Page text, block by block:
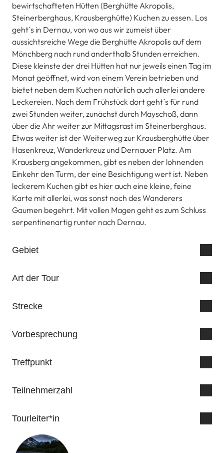
bewirtschafteten Hütten (Berghütte Akropolis,
Steinerberghaus, Krausberghütte) Kuchen zu essen. Los
geht´s in Dernau, von wo aus wir zumeist über
aussichtsreiche Wege die Berghütte Akropolis auf dem
Mönchberg nach rund anderthalb Stunden erreichen.
Diese kleinste der drei Hütten hat nur jeweils einen Tag im
Monat geöffnet, wird von einem Verein betrieben und
bietet neben dem Kuchen natürlich auch allerlei andere
Leckereien. Nach dem Frühstück dort geht´s für rund
zwei Stunden weiter, zunächst durch Mayschoß, dann
über die Ahr weiter zur Mittagsrast im Steinerberghaus.
Etwas weiter ist der Weiterweg zur Krausberghütte über
Hasenkreuz, Wanderkreuz und Dernauer Platz. Am
Krausberg angekommen, gibt es neben der lohnenden
Einkehr den Turm, der eine Besichtigung wert ist. Neben
leckerem Kuchen gibt es hier auch eine kleine, feine
Karte mit allerlei, was sonst noch des Wanderers
Gaumen begehrt. Mit vollen Magen geht es zum Schluss
serpentinenartig runter nach Dernau.
Gebiet
Art der Tour
Strecke
Vorbesprechung
Treffpunkt
Teilnehmerzahl
Tourleiter*in